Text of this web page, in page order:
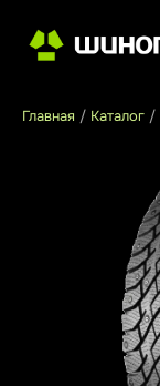
Главная / Каталог /